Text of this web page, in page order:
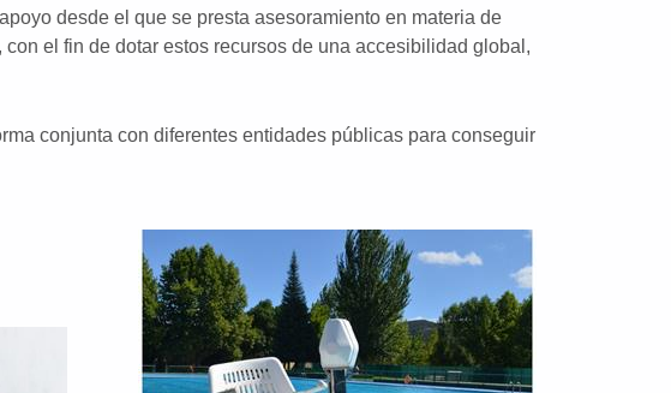
desde el que se presta asesoramiento en materia de
el fin de dotar estos recursos de una accesibilidad global,
conjunta con diferentes entidades públicas para conseguir